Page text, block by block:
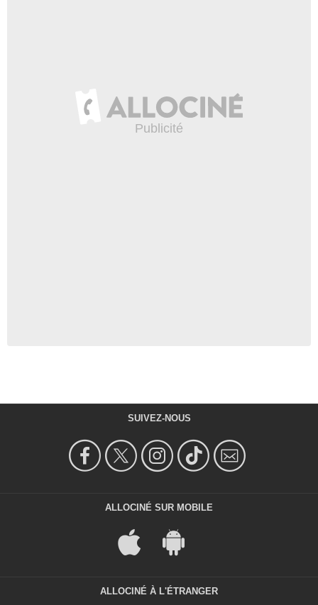
SUIVEZ-NOUS
ALLOCINÉ SUR MOBILE
ALLOCINÉ À L'ÉTRANGER